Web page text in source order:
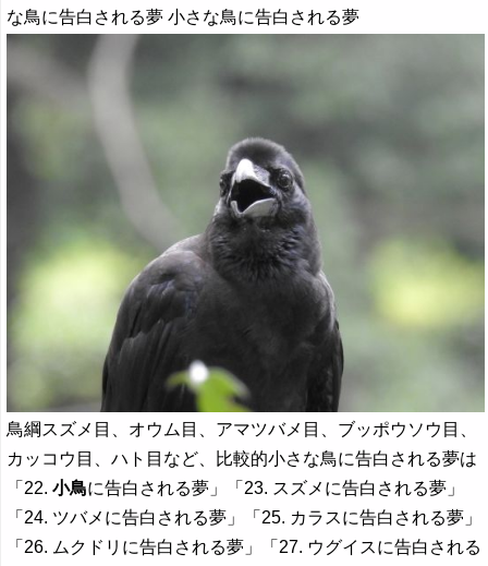
な鳥に告白される夢 小さな鳥に告白される夢
鳥綱スズメ目、オウム目、アマツバメ目、ブッポウソウ目、
カッコウ目、ハト目など、比較的小さな鳥に告白される夢は
「22.小鳥に告白される夢」「23. スズメに告白される夢」
「24. ツバメに告白される夢」「25. カラスに告白される夢」
「26. ムクドリに告白される夢」「27. ウグイスに告白される